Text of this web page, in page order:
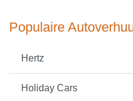
Populaire
Hertz
Holiday Cars